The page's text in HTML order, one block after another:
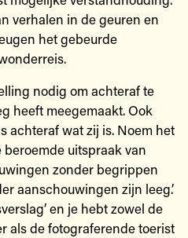
verhalen in de geuren en
het gebeurde
nodig om achteraf te
heeft meegemaakt. Ook
achteraf wat zij is. Noem het
uitspraak van
zonder begrippen
aanschouwingen zijn leeg.’
en je hebt zowel de
als de fotograferende toerist